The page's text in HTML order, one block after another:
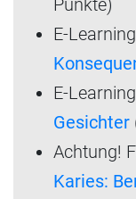
Punkte)
E-
E-
Gesichter
Achtung!
Karies: